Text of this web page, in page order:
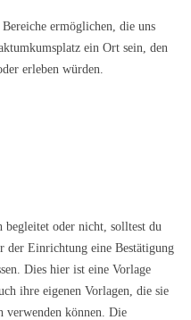
ermöglichen, die uns
ein Ort sein, den
erleben würden.
begleitet oder nicht, solltest du
der Einrichtung eine Bestätigung
Dies hier ist eine Vorlage
ihre eigenen Vorlagen, die sie
verwenden können. Die